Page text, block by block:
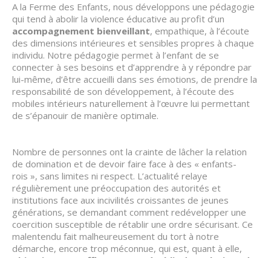
A la Ferme des Enfants, nous développons une pédagogie
qui tend à abolir la violence éducative au profit d’un
accompagnement bienveillant, empathique, à l’écoute
des dimensions intérieures et sensibles propres à chaque
individu. Notre pédagogie permet à l’enfant de se
connecter à ses besoins et d’apprendre à y répondre par
lui-même, d’être accueilli dans ses émotions, de prendre la
responsabilité de son développement, à l’écoute des
mobiles intérieurs naturellement à l’œuvre lui permettant
de s’épanouir de manière optimale.
Nombre de personnes ont la crainte de lâcher la relation
de domination et de devoir faire face à des « enfants-
rois », sans limites ni respect. L’actualité relaye
régulièrement une préoccupation des autorités et
institutions face aux incivilités croissantes de jeunes
générations, se demandant comment redévelopper une
coercition susceptible de rétablir une ordre sécurisant. Ce
malentendu fait malheureusement du tort à notre
démarche, encore trop méconnue, qui est, quant à elle,